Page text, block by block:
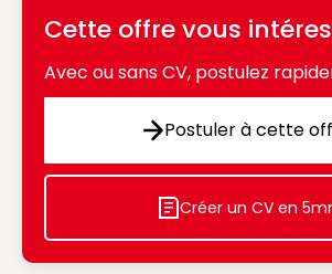
Cette offre vous
Avec ou sans CV, postulez
Postuler
Postuler à cette
Icon
Créer un CV en